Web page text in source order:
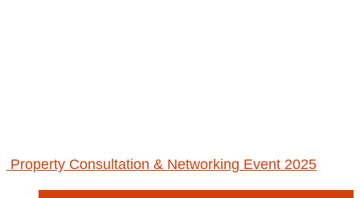
Property Consultation & Networking Event 2025